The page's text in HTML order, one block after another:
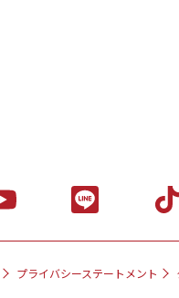
プライバシーステートメント